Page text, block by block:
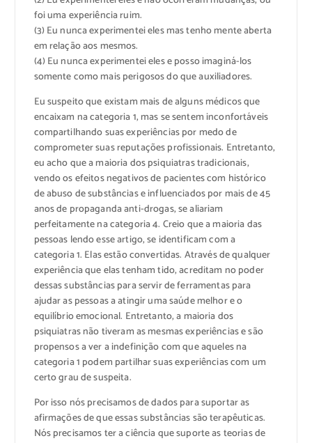
foi uma experiência ruim.
(3) Eu nunca experimentei eles mas tenho mente aberta
em relação aos mesmos.
(4) Eu nunca experimentei eles e posso imaginá-los
somente como mais perigosos do que auxiliadores.
Eu suspeito que existam mais de alguns médicos que
encaixam na categoria 1, mas se sentem inconfortáveis
compartilhando suas experiências por medo de
comprometer suas reputações profissionais. Entretanto,
eu acho que a maioria dos psiquiatras tradicionais,
vendo os efeitos negativos de pacientes com histórico
de abuso de substâncias e influenciados por mais de 45
anos de propaganda anti-drogas, se aliariam
perfeitamente na categoria 4. Creio que a maioria das
pessoas lendo esse artigo, se identificam com a
categoria 1. Elas estão convertidas. Através de qualquer
experiência que elas tenham tido, acreditam no poder
dessas substâncias para servir de ferramentas para
ajudar as pessoas a atingir uma saúde melhor e o
equilíbrio emocional. Entretanto, a maioria dos
psiquiatras não tiveram as mesmas experiências e são
propensos a ver a indefinição com que aqueles na
categoria 1 podem partilhar suas experiências com um
certo grau de suspeita.
Por isso nós precisamos de dados para suportar as
afirmações de que essas substâncias são terapêuticas.
Nós precisamos ter a ciência que suporte as teorias de